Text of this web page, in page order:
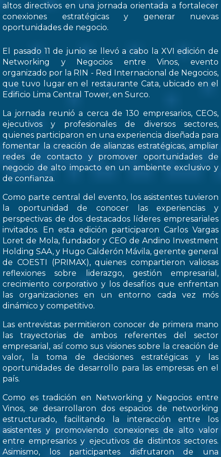
altos directivos en una jornada orientada a fortalecer
conexiones estratégicas y generar nuevas
oportunidades de negocio.
El pasado 11 de junio se llevó a cabo la XVI edición de
Networking y Negocios entre Vinos, evento
organizado por la RIN - Red Internacional de Negocios,
que tuvo lugar en el restaurante Cata, ubicado en el
Edificio Lima Central Tower, en Surco.
La jornada reunió a cerca de 130 empresarios, CEOs,
ejecutivos y profesionales de diversos sectores,
quienes participaron en una experiencia diseñada para
fomentar la creación de alianzas estratégicas, ampliar
redes de contacto y promover oportunidades de
negocio de alto impacto en un ambiente exclusivo y
de confianza.
Como parte central del evento, los asistentes tuvieron
la oportunidad de conocer las experiencias y
perspectivas de dos destacados líderes empresariales
invitados. En esta edición participaron Carlos Vargas
Loret de Mola, fundador y CEO de Andino Investment
Holding SAA, y Hugo Calderón Mávila, gerente general
de COESTI (PRIMAX), quienes compartieron valiosas
reflexiones sobre liderazgo, gestión empresarial,
crecimiento corporativo y los desafíos que enfrentan
las organizaciones en un entorno cada vez mós
dinámico y competitivo.
Las entrevistas permitieron conocer de primera mano
las trayectorias de ambos referentes del sector
empresarial, así como sus visiones sobre la creación de
valor, la toma de decisiones estratégicas y las
oportunidades de desarrollo para las empresas en el
país.
Como es tradición en Networking y Negocios entre
Vinos, se desarrollaron dos espacios de networking
estructurado, facilitando la interacción entre los
asistentes y promoviendo conexiones de alto valor
entre empresarios y ejecutivos de distintos sectores.
Asimismo, los participantes disfrutaron de una